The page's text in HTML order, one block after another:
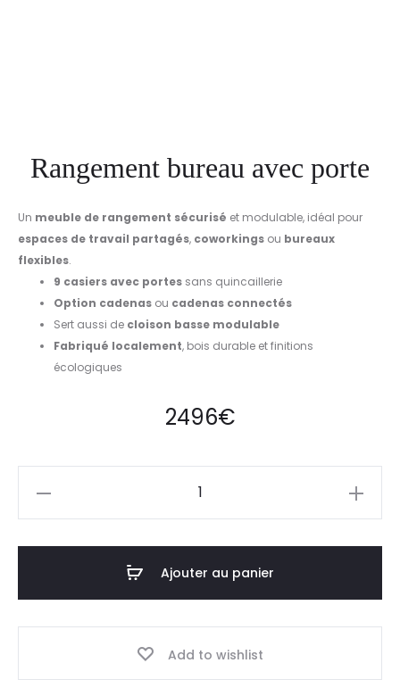
Rangement bureau avec porte
Un meuble de rangement sécurisé et modulable, idéal pour
espaces de travail partagés, coworkings ou bureaux
flexibles.
9 casiers avec portes sans quincaillerie
Option cadenas ou cadenas connectés
Sert aussi de cloison basse modulable
Fabriqué localement, bois durable et finitions
écologiques
2496€
Ajouter au panier
Add to wishlist